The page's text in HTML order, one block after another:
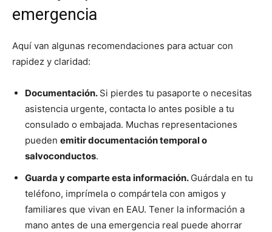
emergencia
Aquí van algunas recomendaciones para actuar con
rapidez y claridad:
Documentación. Si pierdes tu pasaporte o necesitas
asistencia urgente, contacta lo antes posible a tu
consulado o embajada. Muchas representaciones
pueden emitir documentación temporal o
salvoconductos.
Guarda y comparte esta información. Guárdala en tu
teléfono, imprímela o compártela con amigos y
familiares que vivan en EAU. Tener la información a
mano antes de una emergencia real puede ahorrar